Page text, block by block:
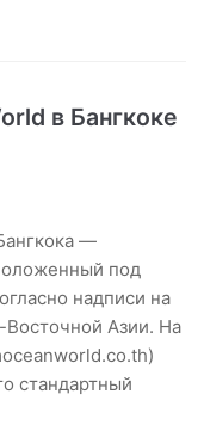
в Бангкоке
—
под
надписи на
Азии. На
стандартный